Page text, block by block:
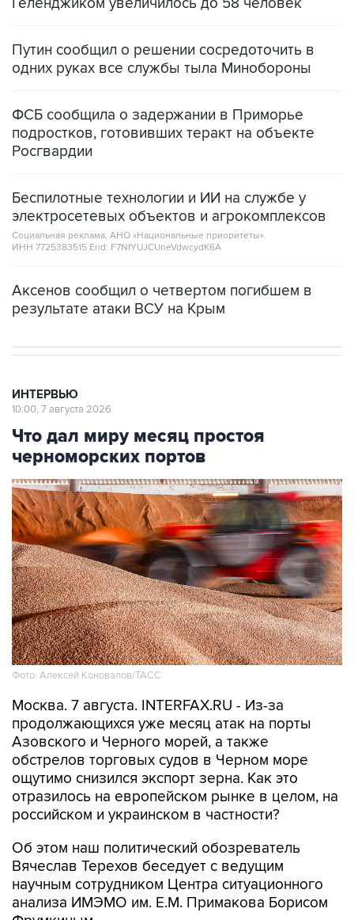
Геленджиком увеличилось до 58 человек
Путин сообщил о решении сосредоточить в
одних руках все службы тыла Минобороны
ФСБ сообщила о задержании в Приморье
подростков, готовивших теракт на объекте
Росгвардии
Беспилотные технологии и ИИ на службе у
электросетевых объектов и агрокомплексов
Социальная реклама, АНО «Национальные приоритеты».
ИНН 7725383515 Erid: F7NfYUJCUneVdwcydK6A
Аксенов сообщил о четвертом погибшем в
результате атаки ВСУ на Крым
ИНТЕРВЬЮ
10:00, 7 августа 2026
Что дал миру месяц простоя
черноморских портов
Фото: Алексей Коновалов/ТАСС
Москва. 7 августа. INTERFAX.RU - Из-за
продолжающихся уже месяц атак на порты
Азовского и Черного морей, а также
обстрелов торговых судов в Черном море
ощутимо снизился экспорт зерна. Как это
отразилось на европейском рынке в целом, на
российском и украинском в частности?
Об этом наш политический обозреватель
Вячеслав Терехов беседует с ведущим
научным сотрудником Центра ситуационного
анализа ИМЭМО им. Е.М. Примакова Борисом